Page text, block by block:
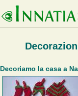
Decoriamo la casa a